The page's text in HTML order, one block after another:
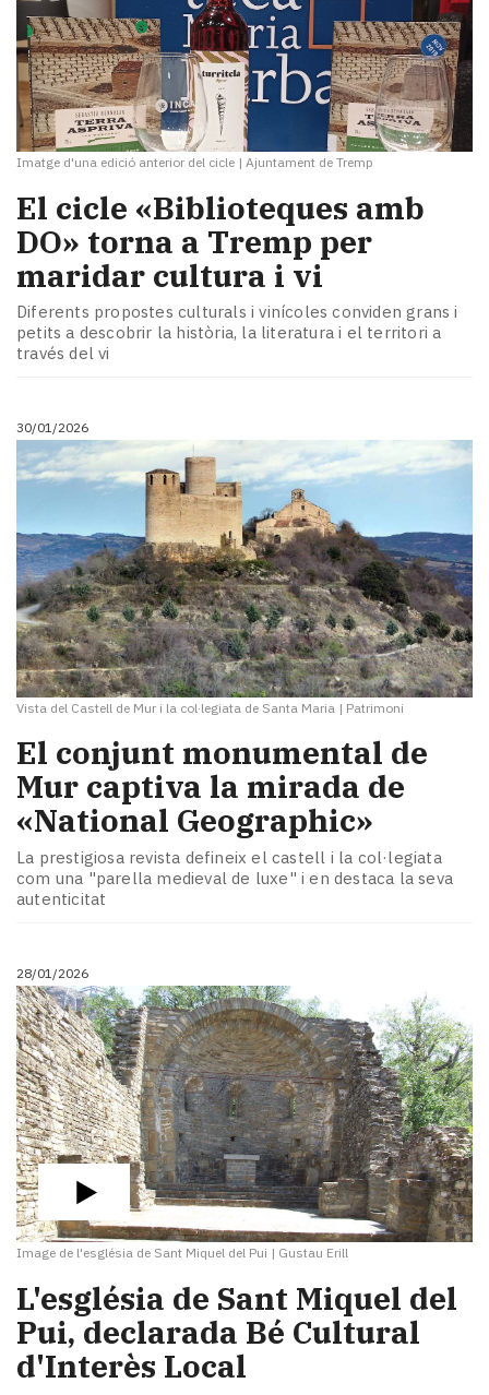
Imatge d'una edició anterior del cicle | Ajuntament de Tremp
El cicle «Biblioteques amb
DO» torna a Tremp per
maridar cultura i vi
Diferents propostes culturals i vinícoles conviden grans i
petits a descobrir la història, la literatura i el territori a
través del vi
30/01/2026
Vista del Castell de Mur i la col·legiata de Santa Maria | Patrimoni
El conjunt monumental de
Mur captiva la mirada de
«National Geographic»
La prestigiosa revista defineix el castell i la col·legiata
com una "parella medieval de luxe" i en destaca la seva
autenticitat
28/01/2026
Image de l'església de Sant Miquel del Pui | Gustau Erill
L'església de Sant Miquel del
Pui, declarada Bé Cultural
d'Interès Local